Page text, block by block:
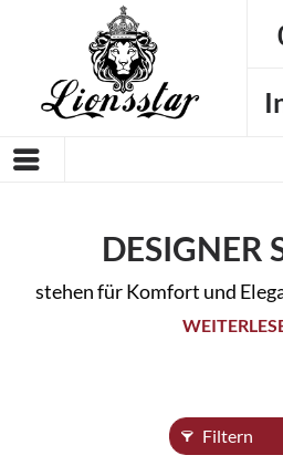
DESIGNER
stehen für Komfort und
Filtern